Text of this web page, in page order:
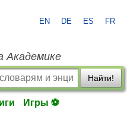
EN DE ES FR
Академике
Найти!
Игры ⚽